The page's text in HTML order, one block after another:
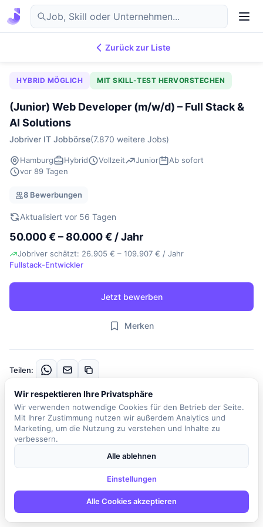
DE
Zurück zur Liste
HYBRID MÖGLICH MIT SKILL-TEST HERVORSTECHEN
(Junior) Web Developer (m/w/d) – Full Stack &
AI Solutions
Jobriver IT Jobbörse(7.870 weitere Jobs)
Hamburg Hybrid Vollzeit Junior
Ab sofort
vor 89 Tagen
8 Bewerbungen
Aktualisiert vor 56 Tagen
50.000 € – 80.000 € / Jahr
Jobriver schätzt: 26.905 € – 109.907 € / Jahr
Fullstack-Entwickler
Jetzt bewerben
Merken
Teilen:
Beschreibung
Willkommen bei unserem Kunden, einem international führenden
Anbieter im Bereich der Supply Chain Execution. In dieser
spannenden Rolle als (Junior) Web Developer sind Sie Teil eines
dynamischen Digital-Marketing-Teams, das die Zukunft moderner
Weblösungen aktiv mitgestaltet. Sie arbeiten mit den neuesten
Technologien und setzen verstärkt auf den Einsatz von
künstlicher Intelligenz, um innovative Features und automatisierte
Wir respektieren Ihre Privatsphäre
Wir verwenden notwendige Cookies für den Betrieb der Seite.
Mit Ihrer Zustimmung nutzen wir außerdem Analytics und
Marketing, um die Nutzung zu verstehen und Inhalte zu
verbessern.
Alle ablehnen
Einstellungen
Alle Cookies akzeptieren